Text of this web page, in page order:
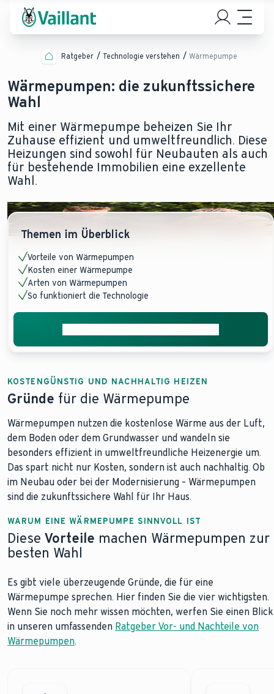
Ratgeber Technologie verstehen Wärmepumpe
Wärmepumpen: die zukunftssichere
Wahl
Mit einer Wärmepumpe beheizen Sie Ihr
Zuhause effizient und umweltfreundlich. Diese
Heizungen sind sowohl für Neubauten als auch
für bestehende Immobilien eine exzellente
Wahl.
Themen im Überblick
Vorteile von Wärmepumpen
Kosten einer Wärmepumpe
Arten von Wärmepumpen
So funktioniert die Technologie
KOSTENGÜNSTIG UND NACHHALTIG HEIZEN
Gründe für die Wärmepumpe
Wärmepumpen nutzen die kostenlose Wärme aus der Luft,
dem Boden oder dem Grundwasser und wandeln sie
besonders effizient in umweltfreundliche Heizenergie um.
Das spart nicht nur Kosten, sondern ist auch nachhaltig. Ob
im Neubau oder bei der Modernisierung – Wärmepumpen
sind die zukunftssichere Wahl für Ihr Haus.
WARUM EINE WÄRMEPUMPE SINNVOLL IST
Diese Vorteile machen Wärmepumpen zur
besten Wahl
Es gibt viele überzeugende Gründe, die für eine
Wärmepumpe sprechen. Hier finden Sie die vier wichtigsten.
Wenn Sie noch mehr wissen möchten, werfen Sie einen Blick
in unseren umfassenden Ratgeber Vor- und Nachteile von
Wärmepumpen.